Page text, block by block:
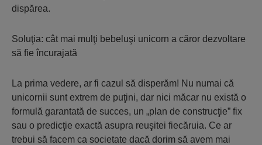
dispărea.
Soluţia: cât mai mulţi bebeluşi unicorn a căror dezvoltare
să fie încurajată
La prima vedere, ar fi cazul să disperăm! Nu numai că
unicornii sunt extrem de puţini, dar nici măcar nu există o
formulă garantată de succes, un „plan de construcţie” fix
sau o predicţie exactă asupra reuşitei fiecăruia. Ce ar
trebui să facem ca societate dacă dorim să avem mai